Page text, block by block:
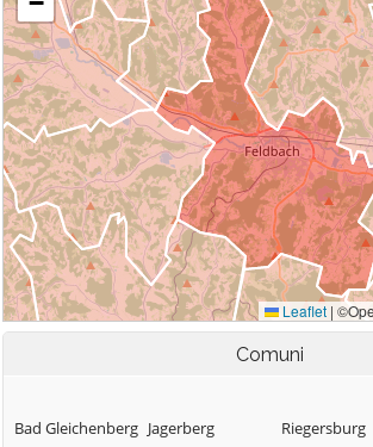
Comuni
Bad Gleichenberg Jagerberg
Riegersburg